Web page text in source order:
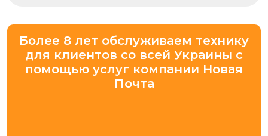
Более 8 лет обслуживаем технику
для клиентов со всей Украины с
помощью услуг компании Новая
Почта